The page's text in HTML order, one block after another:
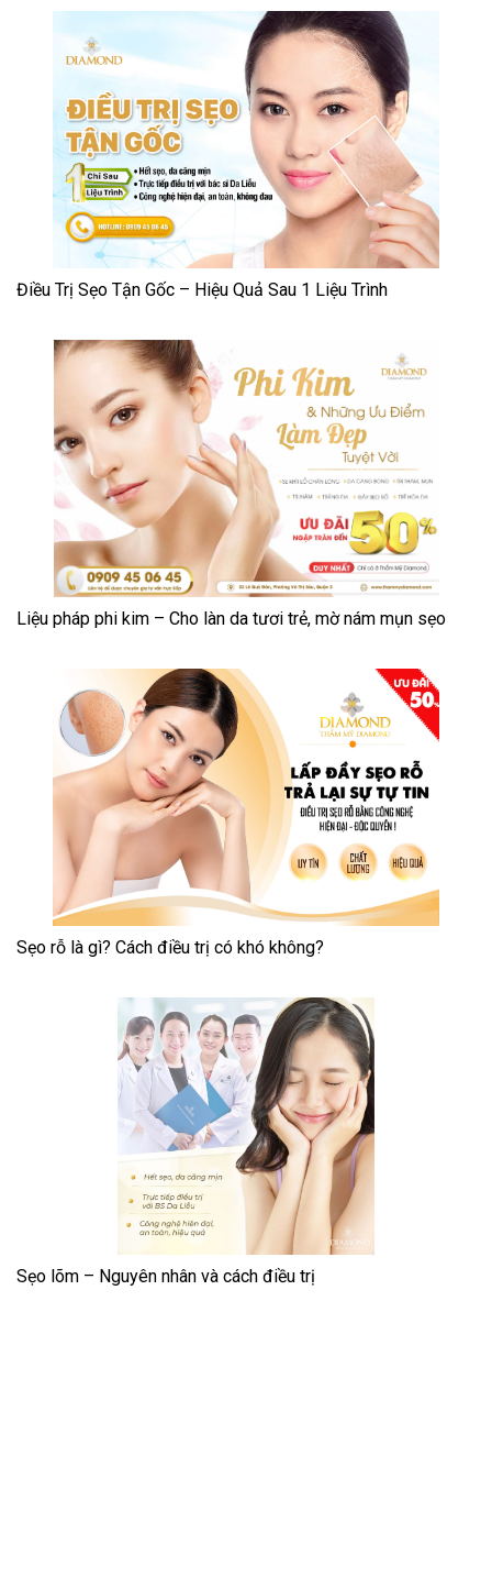
Điều Trị Sẹo Tận Gốc – Hiệu Quả Sau 1 Liệu Trình
Liệu pháp phi kim – Cho làn da tươi trẻ, mờ nám mụn sẹo
Sẹo rỗ là gì? Cách điều trị có khó không?
Sẹo lõm – Nguyên nhân và cách điều trị